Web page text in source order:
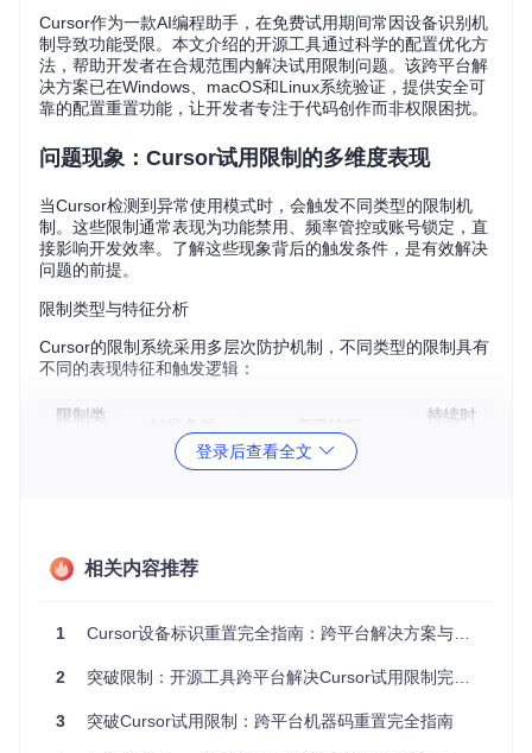
Cursor作为一款AI编程助手，在免费试用期间常因设备识别机
制导致功能受限。本文介绍的开源工具通过科学的配置优化方
法，帮助开发者在合规范围内解决试用限制问题。该跨平台解
决方案已在Windows、macOS和Linux系统验证，提供安全可
靠的配置重置功能，让开发者专注于代码创作而非权限困扰。
问题现象：Cursor试用限制的多维度表现
当Cursor检测到异常使用模式时，会触发不同类型的限制机
制。这些限制通常表现为功能禁用、频率管控或账号锁定，直
接影响开发效率。了解这些现象背后的触发条件，是有效解决
问题的前提。
限制类型与特征分析
Cursor的限制系统采用多层次防护机制，不同类型的限制具有
不同的表现特征和触发逻辑：
限制类
持续时
单位时间内A
功能间歇性可用，
号限制
值
钥限制
达上限
加，最终拒绝服务
期内有
效
自定义
制
用超额
级功能灰度禁用
按计费
置
登录后查看全文
相关内容推荐
1 Cursor设备标识重置完全指南：跨平台解决方案与深层原理剖析
2 突破限制：开源工具跨平台解决Cursor试用限制完整指南
3 突破Cursor试用限制：跨平台机器码重置完全指南